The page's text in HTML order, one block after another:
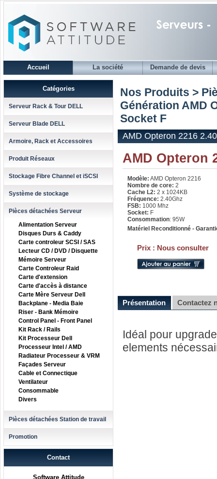
Accueil La société Demande de devis
Catégories
Serveur Rack & Tour DELL
Serveur Blade DELL
Armoire, Rack et Accessoires
Produit Réseaux
Stockage Fibre Channel et iSCSI
Système de stockage
Pièces détachées Serveur
Alimentation Serveur
Disques Durs & Caddy
Carte controleur SCSI / SAS
Lecteur CD / DVD / Disquette
Mémoire Serveur
Carte Controleur Raid
Carte d'extension
Carte d'accès à distance
Carte Mère Serveur Dell
Backplane - Media Baie
Riser - Bank Mémoire
Control Panel - Front Panel
Kit Rack / Rails
Kit Processeur Dell
Processeur Intel / AMD
Radiateur Processeur & VRM
Façades Serveur
Cable et Connectique
Ventilateur
Consommable
Divers
Pièces détachées Station de travail
Promotion
Contact
Software Attitude
Nos Produits >
Génération AMD
Socket F
AMD Opteron 2216
AMD Opteron
Modèle: AMD Opteron 2216
Nombre de core: 2
Cache L2: 2 x 1024KB
Fréquence: 2.40Ghz
FSB: 1000 Mhz
Socket: F
Consommation: 95W
Matériel Reconditionné -
Prix : Nous consulter
Présentation Contactez
Idéal pour
elements